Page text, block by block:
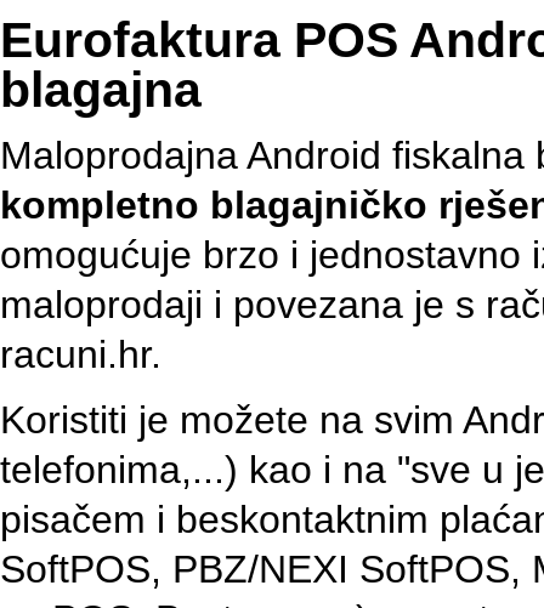
Eurofaktura POS
blagajna
Maloprodajna Android
kompletno blagajničko
omogućuje brzo i jednostavno
maloprodaji i povezana je s
racuni.hr.
Koristiti je možete na svim
telefonima,...) kao i na "sve u
pisačem i beskontaktnim
SoftPOS, PBZ/NEXI SoftPOS,